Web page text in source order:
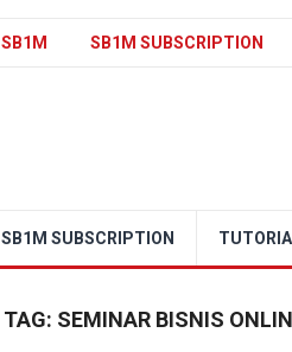
SB1M SB1M SUBSCRIPTION
SB1M SUBSCRIPTION
TAG: SEMINAR BISNIS